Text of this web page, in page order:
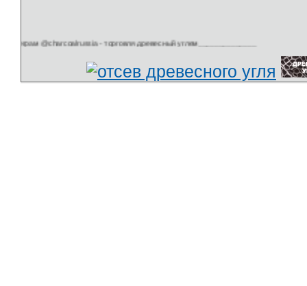
- торговля древесный углем______________